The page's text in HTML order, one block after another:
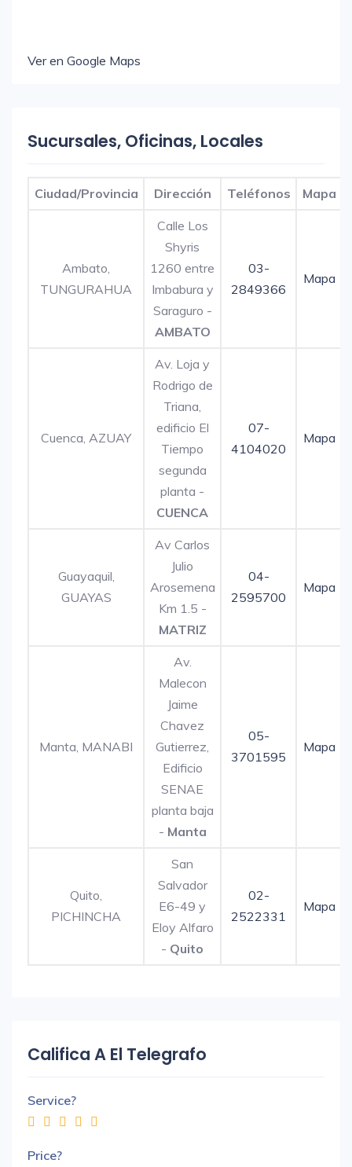
Ver en Google Maps
Sucursales, Oficinas, Locales
Ciudad/Provincia Dirección Teléfonos Mapa
Ambato,
TUNGURAHUA
Calle Los
Shyris
1260 entre
Imbabura y
Saraguro -
AMBATO
03-
2849366
Mapa
Cuenca, AZUAY
Av. Loja y
Rodrigo de
Triana,
edificio El
Tiempo
segunda
planta -
CUENCA
07-
4104020
Mapa
Guayaquil,
GUAYAS
Av Carlos
Julio
Arosemena
Km 1.5 -
MATRIZ
04-
2595700
Mapa
Manta, MANABI
Av.
Malecon
Jaime
Chavez
Gutierrez,
Edificio
SENAE
planta baja
- Manta
05-
3701595
Mapa
Quito,
PICHINCHA
San
Salvador
E6-49 y
Eloy Alfaro
- Quito
02-
2522331
Mapa
Califica A El Telegrafo
Service?
Price?